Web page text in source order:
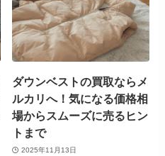
ダウンベストの買取ならメ
ルカリへ！気になる価格相
場からスムーズに売るヒン
トまで
2025年11月13日